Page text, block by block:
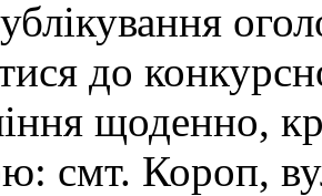
до
щоденно,
смт. Короп,